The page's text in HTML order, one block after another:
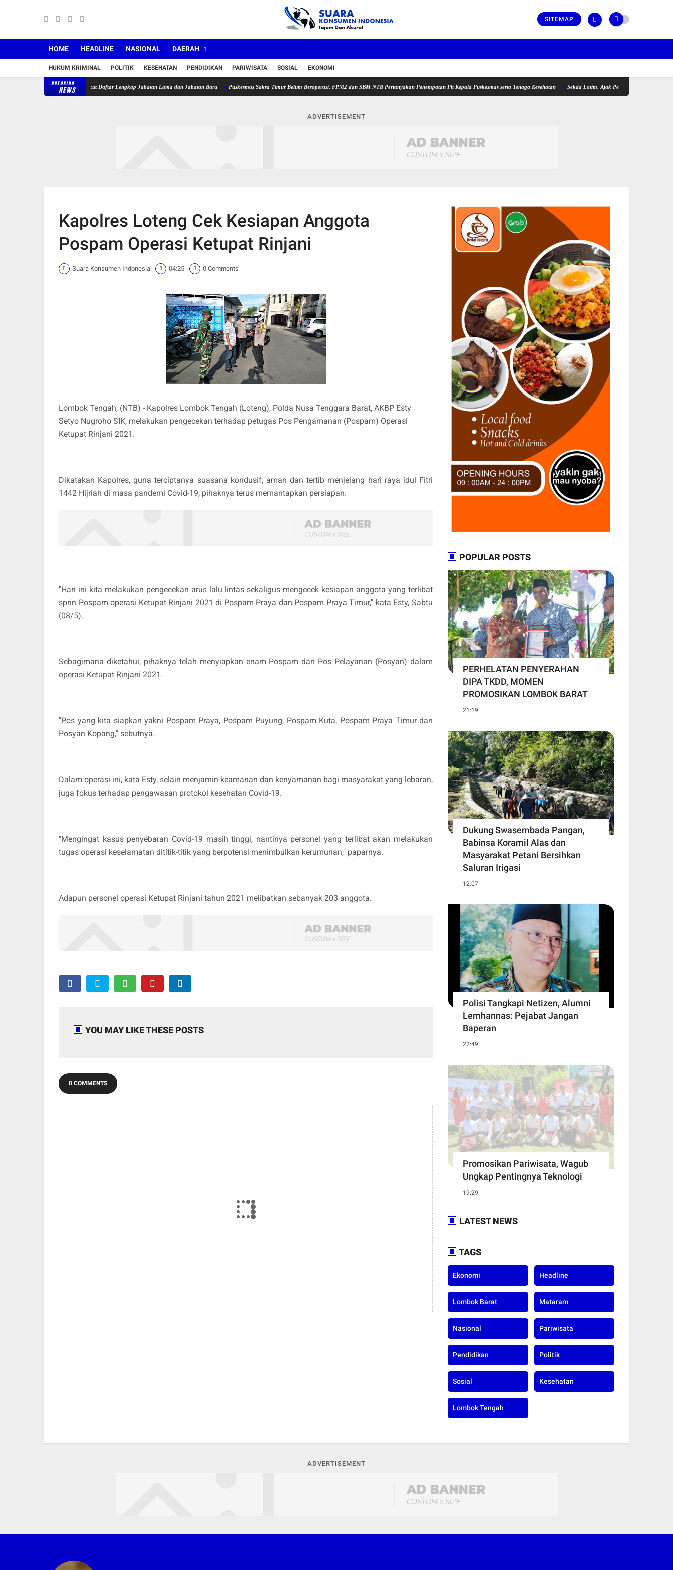
SITEMAP
HOME HEADLINE NASIONAL DAERAH
HUKUM KRIMINAL POLITIK KESEHATAN PENDIDIKAN PARIWISATA SOSIAL EKONOMI
BREAKING
NEWS
Lantik 36 Pejabat, Berikut Daftar Lengkap Jabatan Lama dan Jabatan Baru Puskesmas Sakra Timur Belum Beroperasi, FPM2 dan SBM NTB Pertanyakan Penempatan Plt Kepala Puskesmas serta Tenaga Kesehatan Sekda Lotim, Ajak Pemuda Perkuat Kolaborasi
ADVERTISEMENT
Kapolres Loteng Cek Kesiapan Anggota
Pospam Operasi Ketupat Rinjani
Suara Konsumen Indonesia 04:25 0 Comments
Lombok Tengah, (NTB) - Kapolres Lombok Tengah (Loteng), Polda Nusa Tenggara Barat, AKBP Esty
Setyo Nugroho SIK, melakukan pengecekan terhadap petugas Pos Pengamanan (Pospam) Operasi
Ketupat Rinjani 2021.
Dikatakan Kapolres, guna terciptanya suasana kondusif, aman dan tertib menjelang hari raya idul Fitri
1442 Hijriah di masa pandemi Covid-19, pihaknya terus memantapkan persiapan.
"Hari ini kita melakukan pengecekan arus lalu lintas sekaligus mengecek kesiapan anggota yang terlibat
sprin Pospam operasi Ketupat Rinjani 2021 di Pospam Praya dan Pospam Praya Timur," kata Esty, Sabtu
(08/5).
Sebagimana diketahui, pihaknya telah menyiapkan enam Pospam dan Pos Pelayanan (Posyan) dalam
operasi Ketupat Rinjani 2021.
"Pos yang kita siapkan yakni Pospam Praya, Pospam Puyung, Pospam Kuta, Pospam Praya Timur dan
Posyan Kopang," sebutnya.
Dalam operasi ini, kata Esty, selain menjamin keamanan dan kenyamanan bagi masyarakat yang lebaran,
juga fokus terhadap pengawasan protokol kesehatan Covid-19.
"Mengingat kasus penyebaran Covid-19 masih tinggi, nantinya personel yang terlibat akan melakukan
tugas operasi keselamatan dititik-titik yang berpotensi menimbulkan kerumunan," paparnya.
Adapun personel operasi Ketupat Rinjani tahun 2021 melibatkan sebanyak 203 anggota.
YOU MAY LIKE THESE POSTS
0 COMMENTS
POPULAR POSTS
PERHELATAN PENYERAHAN
DIPA TKDD, MOMEN
PROMOSIKAN LOMBOK BARAT
21:19
Dukung Swasembada Pangan,
Babinsa Koramil Alas dan
Masyarakat Petani Bersihkan
Saluran Irigasi
12:07
Polisi Tangkapi Netizen, Alumni
Lemhannas: Pejabat Jangan
Baperan
22:49
Promosikan Pariwisata, Wagub
Ungkap Pentingnya Teknologi
19:29
LATEST NEWS
TAGS
Ekonomi Headline
Lombok Barat Mataram
Nasional Pariwisata
Pendidikan Politik
Sosial Kesehatan
Lombok Tengah
ADVERTISEMENT